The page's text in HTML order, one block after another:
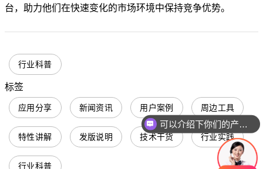
台，助力他们在快速变化的市场环境中保持竞争优势。
行业科普
标签
应用分享 新闻资讯 用户案例 周边工具
特性讲解 发版说明 技术干货 行业实践
行业科普